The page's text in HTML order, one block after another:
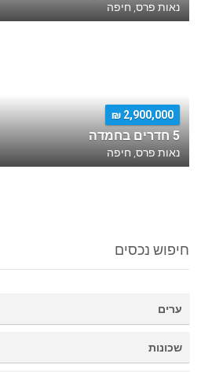
נאות פרס, חיפה
2,900,000 ₪
5 חדרים בחמדה
נאות פרס, חיפה
חיפוש נכסים
ערים
שכונות